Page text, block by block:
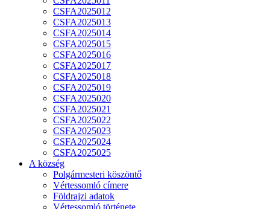
CSFA2025012
CSFA2025013
CSFA2025014
CSFA2025015
CSFA2025016
CSFA2025017
CSFA2025018
CSFA2025019
CSFA2025020
CSFA2025021
CSFA2025022
CSFA2025023
CSFA2025024
CSFA2025025
A község
Polgármesteri köszöntő
Vértessomló címere
Földrajzi adatok
Vértessomló története